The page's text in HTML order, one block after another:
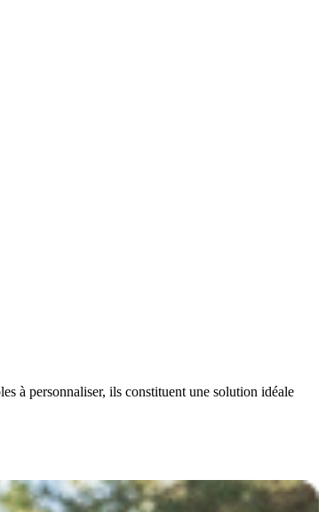
à personnaliser, ils constituent une solution idéale